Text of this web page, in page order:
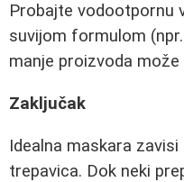
Probajte vodootpornu
suvijom formulom
manje proizvoda
Zaključak
Idealna maskara
trepavica. Dok neki